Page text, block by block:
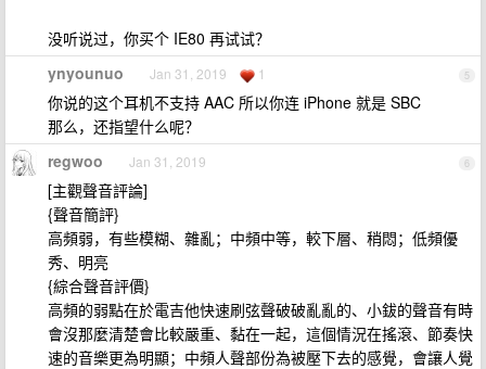
没听说过，你买个 IE80 再试试？
5
ynyounuo Jan 31, 2019 1
你说的这个耳机不支持 AAC 所以你连 iPhone 就是 SBC
那么，还指望什么呢？
6
regwoo Jan 31, 2019
[主觀聲音評論]
{聲音簡評}
高頻弱，有些模糊、雜亂；中頻中等，較下層、稍悶；低頻優
秀、明亮
{綜合聲音評價}
高頻的弱點在於電吉他快速刷弦聲破破亂亂的、小鈸的聲音有時
會沒那麼清楚會比較嚴重、黏在一起，這個情況在搖滾、節奏快
速的音樂更為明顯；中頻人聲部份為被壓下去的感覺，會讓人覺